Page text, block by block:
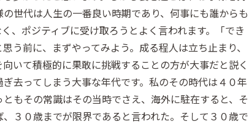
世代は人生の一番良い時期であり、何事にも誰からも
、ポジティブに受け取ろうとよく言われます。「でき
う前に、まずやってみよう。成る程人は立ち止まり、
いて積極的に果敢に挑戦することの方が大事だと説く
去ってしまう大事な年代です。私のその時代は４０年
もその常識はその当時でさえ、海外に駐在すると、そ
３０歳までが限界であると言われた。そして３０歳で